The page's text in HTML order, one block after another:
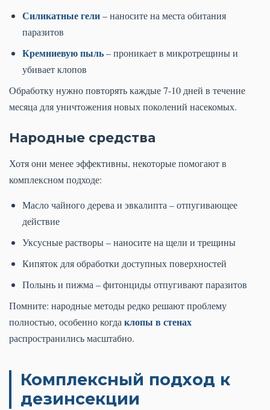
Силикатные гели– наносите на места обитания
паразитов
Кремниевую пыль– проникает в микротрещины и
убивает клопов
Обработку нужно повторять каждые 7-10 дней в течение
месяца для уничтожения новых поколений насекомых.
Народные средства
Хотя они менее эффективны, некоторые помогают в
комплексном подходе:
Масло чайного дерева и эвкалипта – отпугивающее
действие
Уксусные растворы – наносите на щели и трещины
Кипяток для обработки доступных поверхностей
Полынь и пижма – фитонциды отпугивают паразитов
Помните: народные методы редко решают проблему
полностью, особенно когдаклопы в стенах
распространились масштабно.
Комплексный подход к
дезинсекции